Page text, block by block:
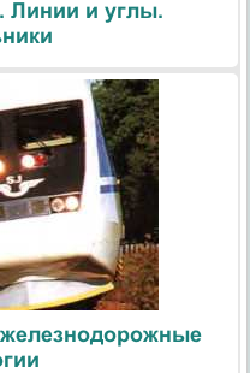
Линии и углы.